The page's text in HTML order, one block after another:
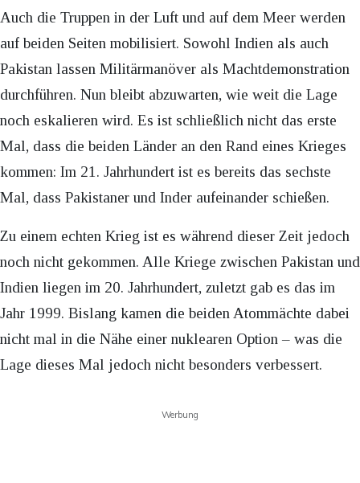
Auch die Truppen in der Luft und auf dem Meer werden
auf beiden Seiten mobilisiert. Sowohl Indien als auch
Pakistan lassen Militärmanöver als Machtdemonstration
durchführen. Nun bleibt abzuwarten, wie weit die Lage
noch eskalieren wird. Es ist schließlich nicht das erste
Mal, dass die beiden Länder an den Rand eines Krieges
kommen: Im 21. Jahrhundert ist es bereits das sechste
Mal, dass Pakistaner und Inder aufeinander schießen.
Zu einem echten Krieg ist es während dieser Zeit jedoch
noch nicht gekommen. Alle Kriege zwischen Pakistan und
Indien liegen im 20. Jahrhundert, zuletzt gab es das im
Jahr 1999. Bislang kamen die beiden Atommächte dabei
nicht mal in die Nähe einer nuklearen Option – was die
Lage dieses Mal jedoch nicht besonders verbessert.
Werbung